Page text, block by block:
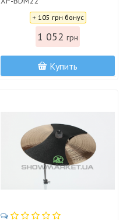
+ 105 грн бонус
1 052 грн
Купить